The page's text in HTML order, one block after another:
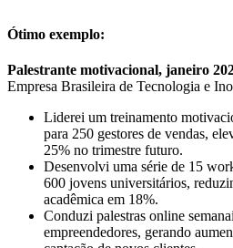
Ótimo exemplo:
Palestrante motivacional, janeiro
Empresa Brasileira de Tecnologia e
Liderei um treinamento
para 250 gestores de vendas,
25% no trimestre futuro.
Desenvolvi uma série de 15
600 jovens universitários,
acadêmica em 18%.
Conduzi palestras online
empreendedores, gerando